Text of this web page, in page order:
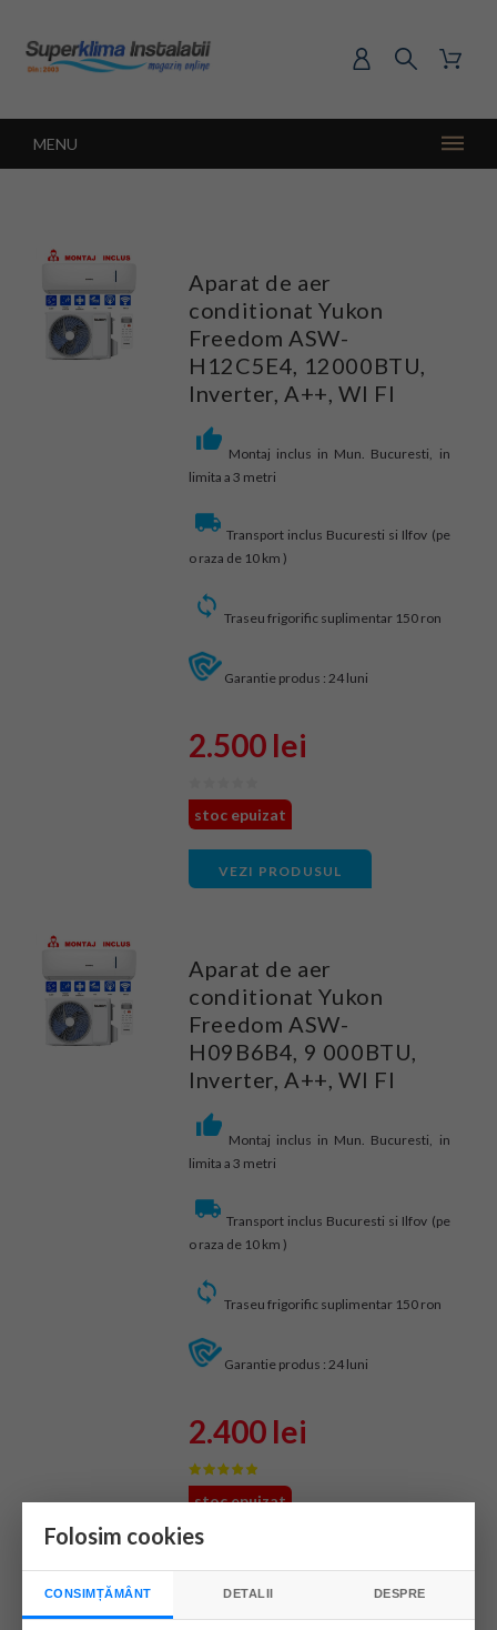
MENU
Aparat de aer
conditionat Yukon
Freedom ASW-
H12C5E4, 12000BTU,
Inverter, A++, WI FI
Montaj inclus in Mun. Bucuresti, in
limita a 3 metri
Transport inclus Bucuresti si Ilfov (pe
o raza de 10 km )
Traseu frigorific suplimentar 150 ron
Garantie produs : 24 luni
2.500 lei
stoc epuizat
VEZI PRODUSUL
Aparat de aer
conditionat Yukon
Freedom ASW-
H09B6B4, 9 000BTU,
Inverter, A++, WI FI
Montaj inclus in Mun. Bucuresti, in
limita a 3 metri
Transport inclus Bucuresti si Ilfov (pe
o raza de 10 km )
Traseu frigorific suplimentar 150 ron
Garantie produs : 24 luni
2.400 lei
stoc epuizat
Folosim cookies
CONSIMȚĂMÂNT DETALII DESPRE